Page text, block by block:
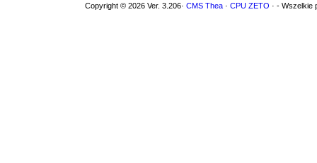
Copyright © 2026 Ver. 3.206· CMS Thea · CPU ZETO · - Wszelkie